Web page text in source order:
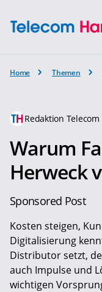
Home Themen
Redaktion
Warum
Herweck
Sponsored Post
Kosten steigen,
Digitalisierung
Distributor setzt,
auch Impulse und
wichtigen